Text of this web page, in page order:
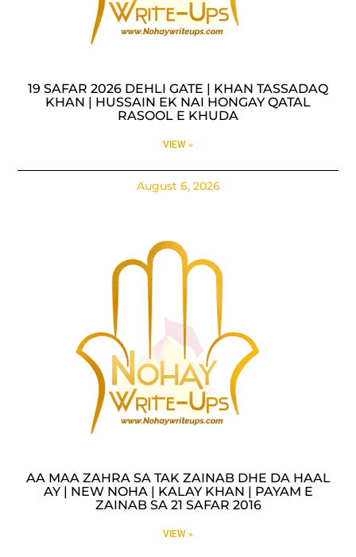
19 SAFAR 2026 DEHLI GATE | KHAN TASSADAQ
KHAN | HUSSAIN EK NAI HONGAY QATAL
RASOOL E KHUDA
VIEW »
August 6, 2026
AA MAA ZAHRA SA TAK ZAINAB DHE DA HAAL
AY | NEW NOHA | KALAY KHAN | PAYAM E
ZAINAB SA 21 SAFAR 2016
VIEW »